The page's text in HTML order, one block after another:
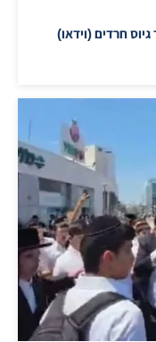
חרדים (וידאו)